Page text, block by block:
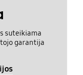
suteikiama
garantija